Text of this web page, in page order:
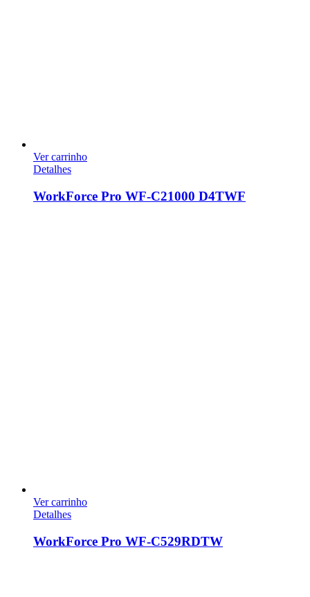
Ver carrinho
Detalhes
WorkForce Pro WF-C21000 D4TWF
Ver carrinho
Detalhes
WorkForce Pro WF-C529RDTW